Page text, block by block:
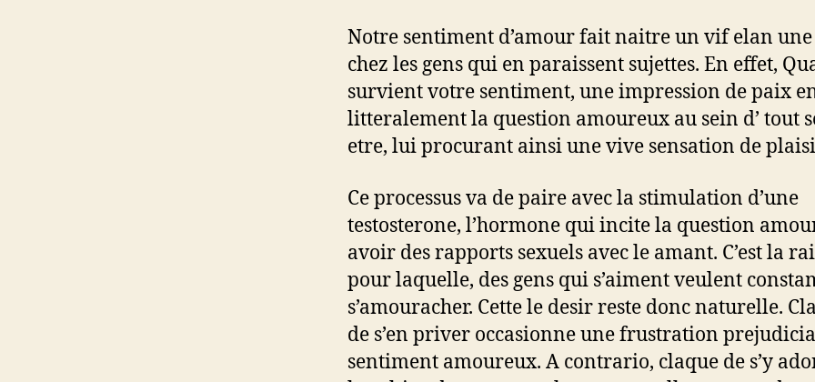
Notre sentiment d’amour fait naitre un vif elan
chez les gens qui en paraissent sujettes. En effet,
survient votre sentiment, une impression de paix
litteralement la question amoureux au sein d’ tout
etre, lui procurant ainsi une vive sensation de
Ce processus va de paire avec la stimulation d’une
testosterone, l’hormone qui incite la question
avoir des rapports sexuels avec le amant. C’est la
pour laquelle, des gens qui s’aiment veulent
s’amouracher. Cette le desir reste donc naturelle.
de s’en priver occasionne une frustration
sentiment amoureux. A contrario, claque de s’y